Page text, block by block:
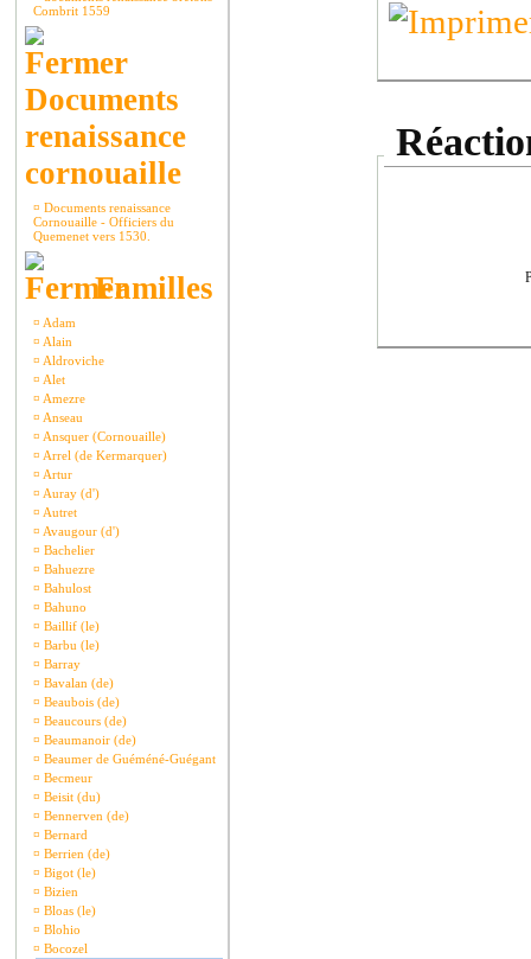
Combrit 1559
Documents
renaissance
cornouaille
¤ Documents renaissance
Cornouaille - Officiers du
Quemenet vers 1530.
Familles
¤ Adam
¤ Alain
¤ Aldroviche
¤ Alet
¤ Amezre
¤ Anseau
¤ Ansquer (Cornouaille)
¤ Arrel (de Kermarquer)
¤ Artur
¤ Auray (d')
¤ Autret
¤ Avaugour (d')
¤ Bachelier
¤ Bahuezre
¤ Bahulost
¤ Bahuno
¤ Baillif (le)
¤ Barbu (le)
¤ Barray
¤ Bavalan (de)
¤ Beaubois (de)
¤ Beaucours (de)
¤ Beaumanoir (de)
¤ Beaumer de Guéméné-Guégant
¤ Becmeur
¤ Beisit (du)
¤ Bennerven (de)
¤ Bernard
¤ Berrien (de)
¤ Bigot (le)
¤ Bizien
¤ Bloas (le)
¤ Blohio
¤ Bocozel